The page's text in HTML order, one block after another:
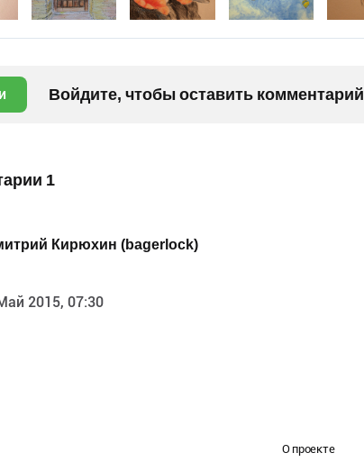
Войдите, чтобы оставить комментарий
1
Кирюхин (bagerlock)
2015, 07:30
О проекте